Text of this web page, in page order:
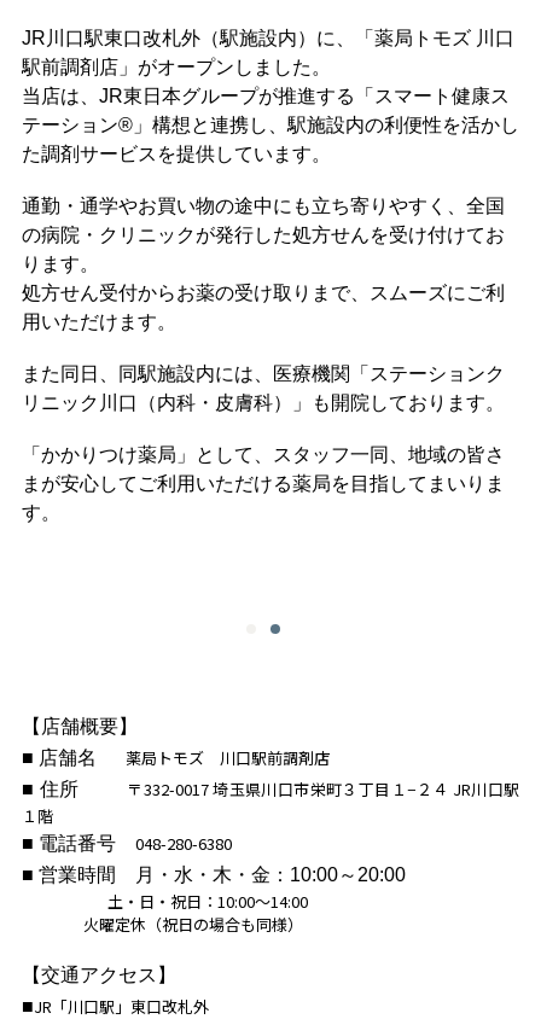
JR川口駅東口改札外（駅施設内）に、「薬局トモズ 川口
駅前調剤店」がオープンしました。
当店は、JR東日本グループが推進する「スマート健康ス
テーション®」構想と連携し、駅施設内の利便性を活かし
た調剤サービスを提供しています。
通勤・通学やお買い物の途中にも立ち寄りやすく、全国
の病院・クリニックが発行した処方せんを受け付けてお
ります。
処方せん受付からお薬の受け取りまで、スムーズにご利
用いただけます。
また同日、同駅施設内には、医療機関「ステーションク
リニック川口（内科・皮膚科）」も開院しております。
「かかりつけ薬局」として、スタッフ一同、地域の皆さ
まが安心してご利用いただける薬局を目指してまいりま
す。
【店舗概要】
■ 店舗名 薬局トモズ 川口駅前調剤店
■ 住所 〒332-0017 埼玉県川口市栄町３丁目１−２４ JR川口駅
１階
■ 電話番号 048-280-6380
■ 営業時間 月・水・木・金：10:00～20:00
土・日・祝日：10:00～14:00
火曜定休（祝日の場合も同様）
【交通アクセス】
■JR「川口駅」東口改札外